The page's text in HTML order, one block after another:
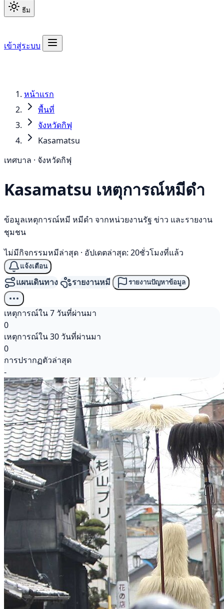
ธีม
เข้าสู่ระบบ
หน้าแรก
พื้นที่
จังหวัดกิฟุ
Kasamatsu
เทศบาล · จังหวัดกิฟุ
Kasamatsu เหตุการณ์หมีดำ
ข้อมูลเหตุการณ์หมี หมีดำ จากหน่วยงานรัฐ ข่าว และรายงาน
ชุมชน
ไม่มีกิจกรรมหมีล่าสุด · อัปเดตล่าสุด: 20ชั่วโมงที่แล้ว
แจ้งเตือน
แผนเดินทาง รายงานหมี รายงานปัญหาข้อมูล
เหตุการณ์ใน 7 วันที่ผ่านมา
0
เหตุการณ์ใน 30 วันที่ผ่านมา
0
การปรากฏตัวล่าสุด
-